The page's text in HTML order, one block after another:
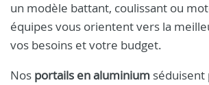
un modèle battant, coulissant ou
équipes vous orientent vers la
vos besoins et votre budget.
Nos portails en aluminium séduisent